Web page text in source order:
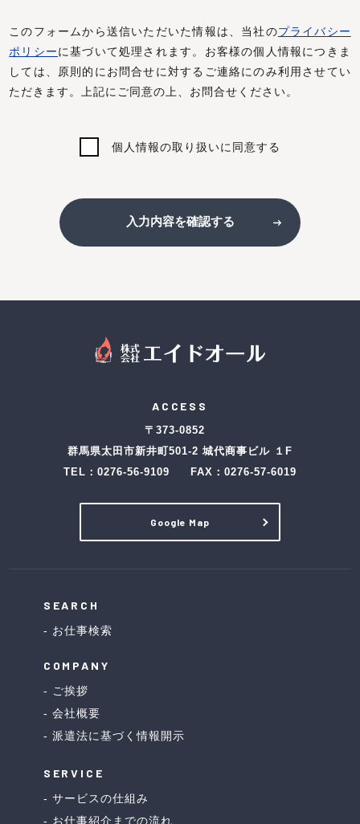
このフォームから送信いただいた情報は、当社のプライバシー
ポリシーに基づいて処理されます。お客様の個人情報につきま
しては、原則的にお問合せに対するご連絡にのみ利用させてい
ただきます。上記にご同意の上、お問合せください。
個人情報の取り扱いに同意する
入力内容を確認する
ACCESS
〒373-0852
群馬県太田市新井町501-2 城代商事ビル １F
TEL： 0276-56-9109 FAX：0276-57-6019
Google Map
SEARCH
お仕事検索
COMPANY
ご挨拶
会社概要
派遣法に基づく情報開示
SERVICE
サービスの仕組み
お仕事紹介までの流れ